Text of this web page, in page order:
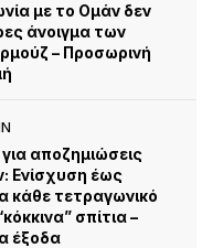
με το Ομάν δεν
άνοιγμα των
– Προσωρινή
αποζημιώσεις
Ενίσχυση έως
κάθε τετραγωνικό
σπίτια –
έξοδα